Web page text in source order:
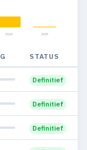
2024 2025
STATUS
Definitief
Definitief
Definitief